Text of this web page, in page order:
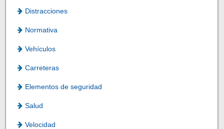
Distracciones
Normativa
Vehículos
Carreteras
Elementos de seguridad
Salud
Velocidad